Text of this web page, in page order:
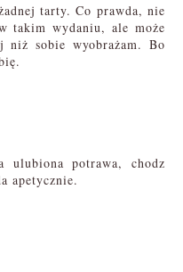
tarty. Co prawda, nie
takim wydaniu, ale może
niż sobie wyobrażam. Bo
ulubiona potrawa, chodz
apetycznie.